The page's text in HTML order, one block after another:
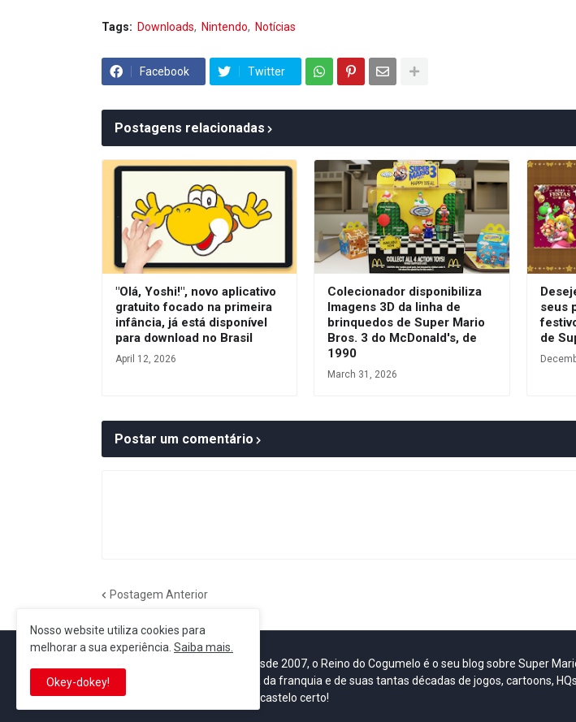
Tags: Downloads Nintendo Notícias
Facebook Twitter
Postagens relacionadas
"Olá, Yoshi!", novo aplicativo
gratuito focado na primeira
infância, já está disponível
para download no Brasil
April 12, 2026
Colecionador disponibiliza
Imagens 3D da linha de
brinquedos de Super Mario
Bros. 3 do McDonald's, de
1990
March 31, 2026
seus
de
Postar um comentário
Postagem Anterior
It's-a me! Desde 2007, o Reino do Cogumelo é o seu blog sobre Super
Se você é fã da franquia e de suas tantas décadas de jogos, cartoons,
que está no castelo certo!
Nosso website utiliza cookies para
melhorar a sua experiência. Saiba mais.
Okey-dokey!